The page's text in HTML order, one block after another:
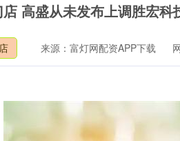
高盛从未发布上调胜宏
来源：富灯网配资APP下载